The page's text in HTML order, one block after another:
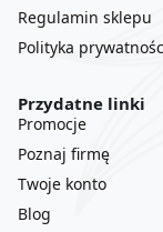
Regulamin sklepu
Polityka
Przydatne linki
Promocje
Poznaj firmę
Twoje konto
Blog